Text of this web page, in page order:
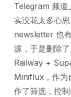
Telegram 频道
实没花太多心
newsletter 也
源，于是删除
Railway +
Miniflux，作为
作了筛选，控